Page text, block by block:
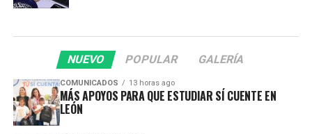
NUEVO POPULAR GALERÍA
COMUNICADOS 13 horas ago
MÁS APOYOS PARA QUE ESTUDIAR SÍ CUENTE EN
LEÓN